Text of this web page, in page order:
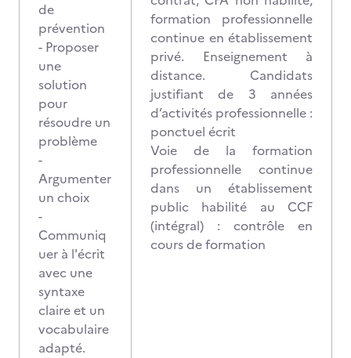
de
prévention
- Proposer
une
solution
pour
résoudre un
problème
-
Argumenter
un choix
-
Communiq
uer à l'écrit
avec une
syntaxe
claire et un
vocabulaire
adapté.
formation professionnelle
continue en établissement
privé. Enseignement à
distance. Candidats
justifiant de 3 années
d’activités professionnelle :
ponctuel écrit
Voie de la formation
professionnelle continue
dans un établissement
public habilité au CCF
(intégral) : contrôle en
cours de formation